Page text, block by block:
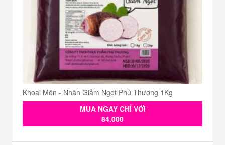
Khoai Môn - Nhân Giảm Ngọt Phú Thương 1Kg
MUA NGAY CHỈ VỚI
84.000